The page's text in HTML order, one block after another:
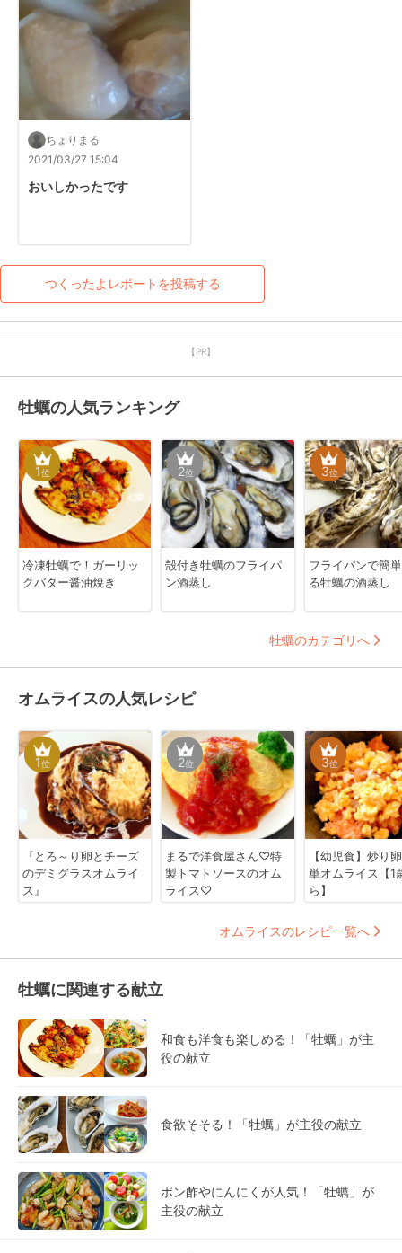
ちょりまる
2021/03/27 15:04
おいしかったです
つくったよレポートを投稿する
【PR】
牡蠣の人気ランキング
1位
冷凍牡蠣で！ガーリッ
クバター醤油焼き
2位
殻付き牡蠣のフライパ
ン酒蒸し
3位
フライパンで簡
る牡蠣の酒蒸し
牡蠣のカテゴリへ
オムライスの人気レシピ
1位
『とろ～り卵とチーズ
のデミグラスオムライ
ス』
2位
まるで洋食屋さん♡特
製トマトソースのオム
ライス♡
3位
【幼児食】炒り
単オムライス【1
ら】
オムライスのレシピ一覧へ
牡蠣に関連する献立
和食も洋食も楽しめる！「牡蠣」が主
役の献立
食欲そそる！「牡蠣」が主役の献立
ポン酢やにんにくが人気！「牡蠣」が
主役の献立